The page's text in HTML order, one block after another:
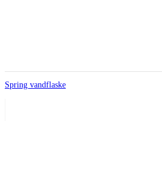
Spring vandflaske